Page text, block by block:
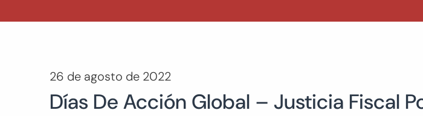
26 de agosto de 2022
Días De Acción Global – Justicia Fiscal